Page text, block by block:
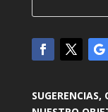
SUGERENCIAS,